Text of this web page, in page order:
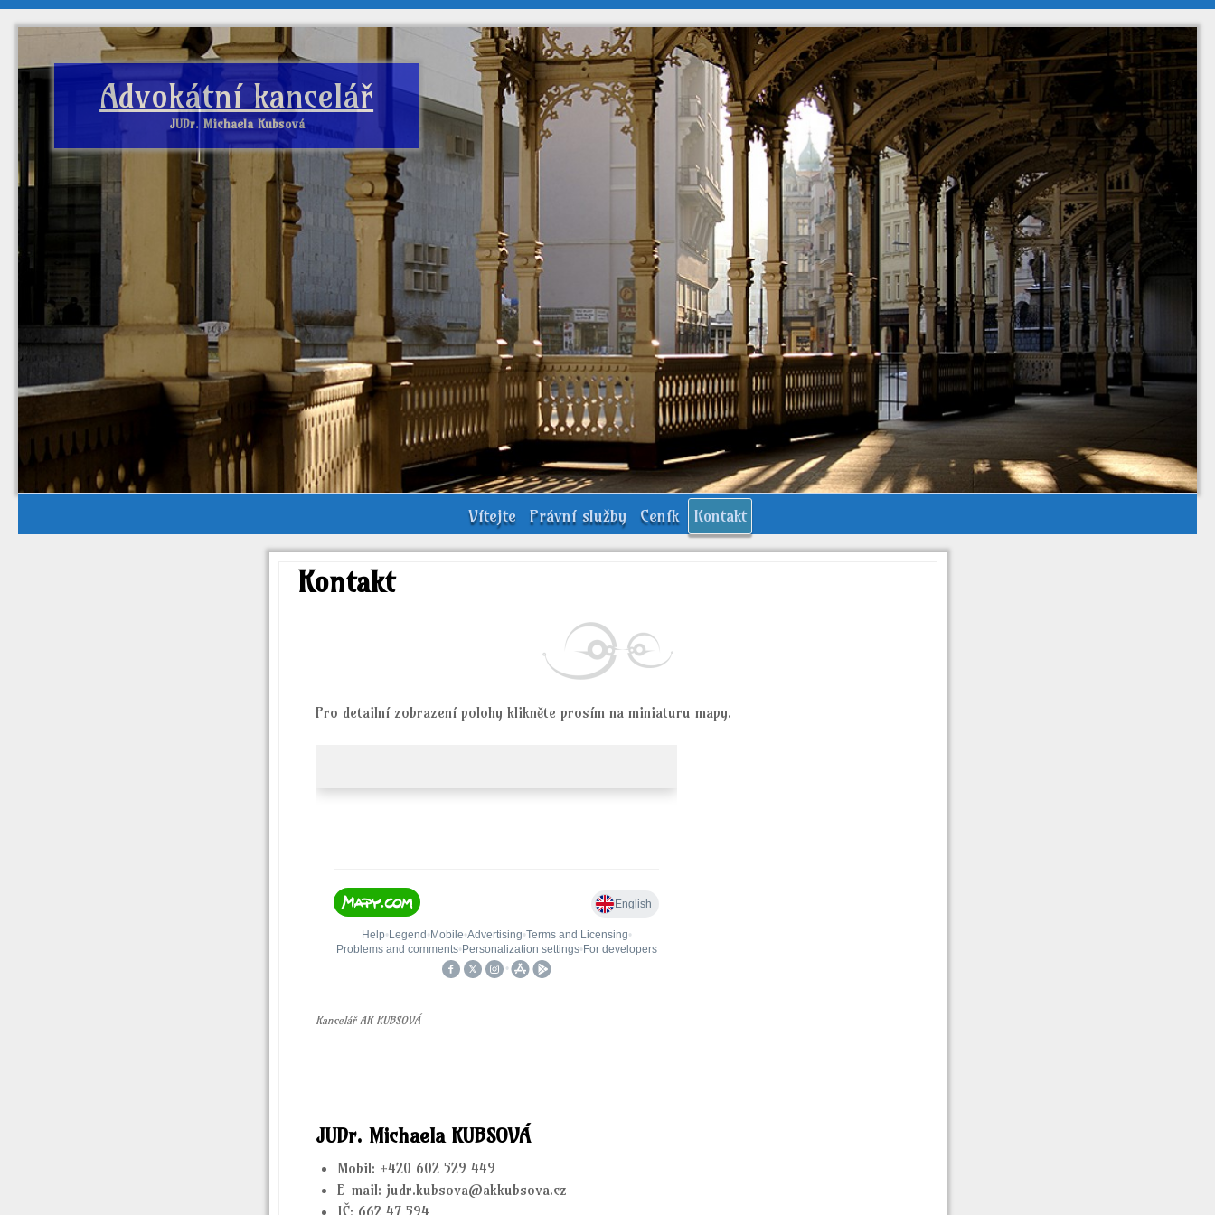
Advokátní kancelář
JUDr. Michaela Kubsová
Vítejte Právní služby Ceník Kontakt
Kontakt
Pro detailní zobrazení polohy klikněte prosím na miniaturu mapy.
Kancelář AK KUBSOVÁ
JUDr. Michaela KUBSOVÁ
Mobil: +420 602 529 449
E-mail: judr.kubsova@akkubsova.cz